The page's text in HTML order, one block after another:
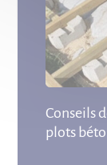
Conseils
plots